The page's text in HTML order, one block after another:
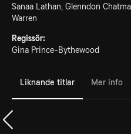
Sanaa Lathan, Glenndon
Warren
Regissör:
Gina Prince-Bythewood
Liknande titlar Mer info